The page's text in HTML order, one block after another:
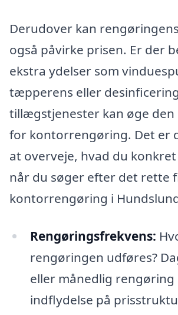
Derudover kan
også påvirke prisen. Er der
ekstra ydelser som
tæpperens eller
tillægstjenester kan øge den
for kontorrengøring. Det er
at overveje, hvad du
når du søger efter det rette
kontorrengøring i
Rengøringsfrekvens:
rengøringen udføres?
eller månedlig rengøring
indflydelse på